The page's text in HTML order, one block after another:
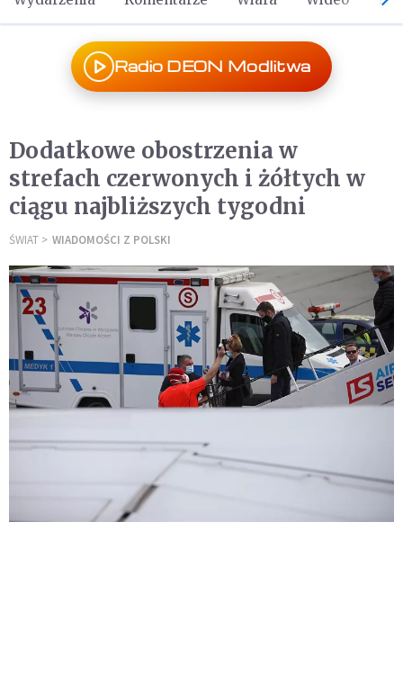
Radio DEON Modlitwa
Dodatkowe obostrzenia w
strefach czerwonych i żółtych w
ciągu najbliższych tygodni
ŚWIAT WIADOMOŚCI Z POLSKI